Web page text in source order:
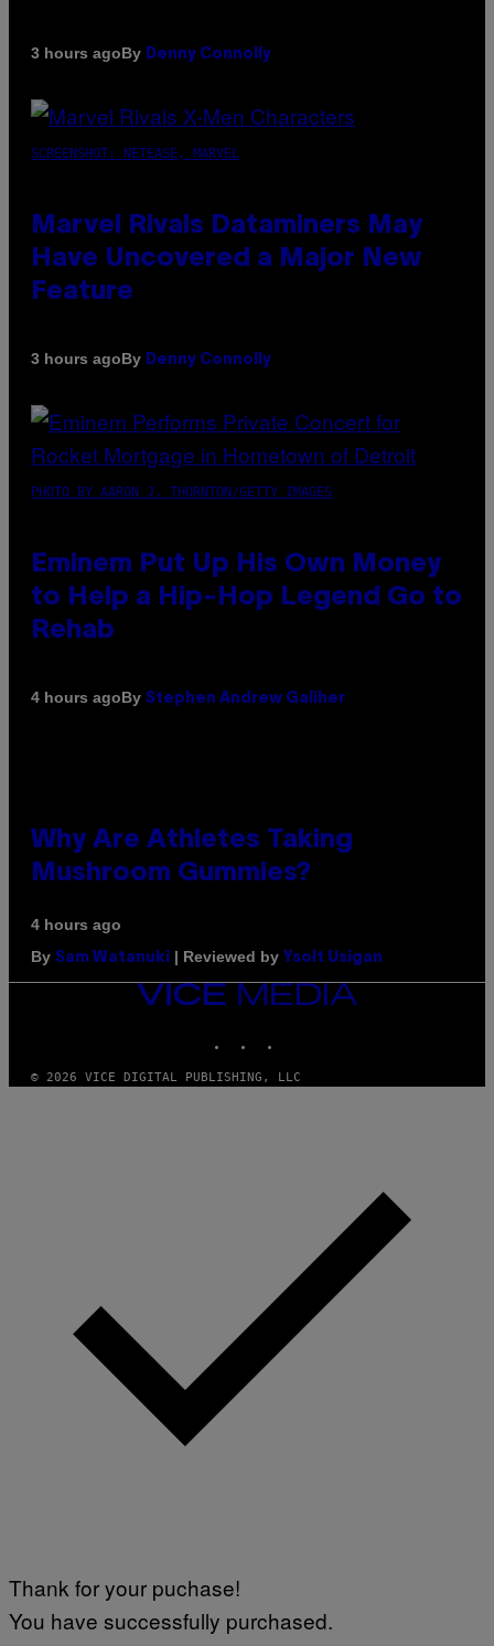
3 hours agoBy Denny Connolly
SCREENSHOT: NETEASE, MARVEL
Marvel Rivals Dataminers May
Have Uncovered a Major New
Feature
3 hours agoBy Denny Connolly
PHOTO BY AARON J. THORNTON/GETTY IMAGES
Eminem Put Up His Own Money
to Help a Hip-Hop Legend Go to
Rehab
4 hours agoBy Stephen Andrew Galiher
Why Are Athletes Taking
Mushroom Gummies?
4 hours ago
By Sam Watanuki | Reviewed by Ysolt Usigan
VICE
MEDIA
© 2026 VICE DIGITAL PUBLISHING, LLC
Thank for your puchase!
You have successfully purchased.